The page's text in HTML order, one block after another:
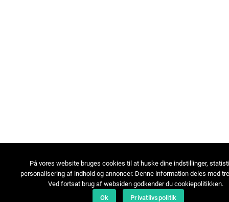
På vores website bruges cookies til at huske dine indstillinger,
personalisering af indhold og annoncer. Denne information deles med
Ved fortsat brug af websiden godkender du cookiepolitikken.
Ok
Privatlivspolitik